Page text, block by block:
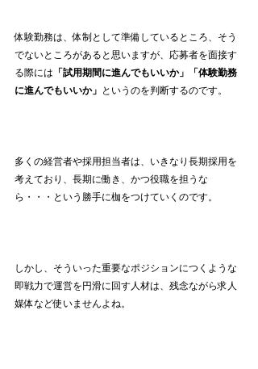
体験勤務は、体制として準備しているところ、そう
でないところがあると思いますが、応募者を面接す
る際には 「試用期間に進んでもいいか」「体験勤務
に進んでもいいか」 というのを判断するのです。
多くの経営者や採用担当者は、いきなり長期採用を
考えており、長期に働き、かつ役職を担うな
ら・・・という勝手に枷をつけていくのです。
しかし、そういった重要なポジションにつくような
即戦力で運営を円滑に回す人材は、残念ながら求人
媒体など使いませんよね。